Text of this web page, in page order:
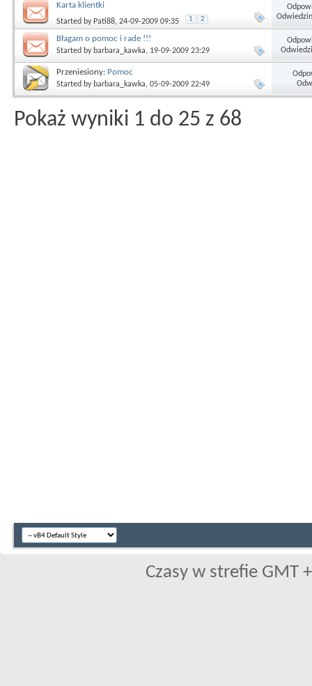
Karta klientki
Started by Pati88, 24-09-2009 09:35 1 2
Błagam o pomoc i rade !!!
Started by barbara_kawka, 19-09-2009 23:29
Przeniesiony: Pomoc
Started by barbara_kawka, 05-09-2009 22:49
Pokaż wyniki 1 do 25 z 68
Czasy w strefie GMT